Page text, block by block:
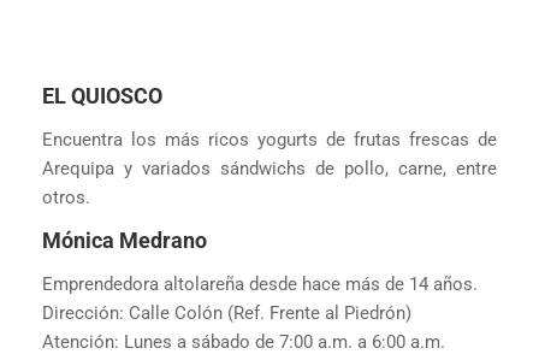
EL QUIOSCO
Encuentra los más ricos yogurts de frutas frescas de
Arequipa y variados sándwichs de pollo, carne, entre
otros.
Mónica Medrano
Emprendedora altolareña desde hace más de 14 años.
Dirección: Calle Colón (Ref. Frente al Piedrón)
Atención: Lunes a sábado de 7:00 a.m. a 6:00 a.m.